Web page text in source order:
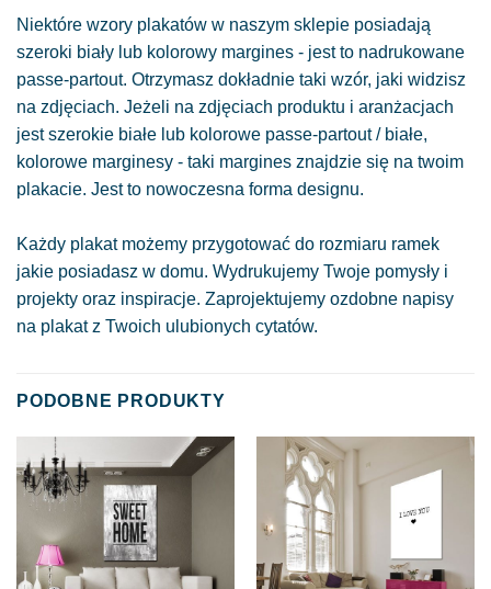
Niektóre wzory plakatów w naszym sklepie posiadają
szeroki biały lub kolorowy margines - jest to nadrukowane
passe-partout. Otrzymasz dokładnie taki wzór, jaki widzisz
na zdjęciach. Jeżeli na zdjęciach produktu i aranżacjach
jest szerokie białe lub kolorowe passe-partout / białe,
kolorowe marginesy - taki margines znajdzie się na twoim
plakacie. Jest to nowoczesna forma designu.
Każdy plakat możemy przygotować do rozmiaru ramek
jakie posiadasz w domu. Wydrukujemy Twoje pomysły i
projekty oraz inspiracje. Zaprojektujemy ozdobne napisy
na plakat z Twoich ulubionych cytatów.
PODOBNE PRODUKTY